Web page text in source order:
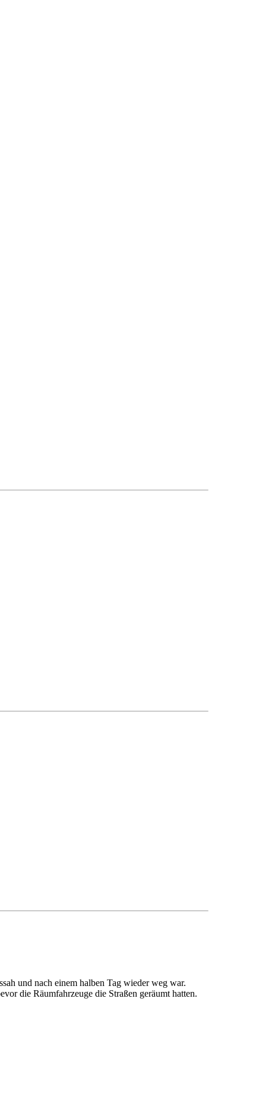
und nach einem halben Tag wieder weg war.
die Räumfahrzeuge die Straßen geräumt hatten.